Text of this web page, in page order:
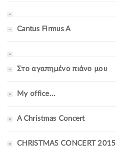
Cantus Firmus A
Στο αγαπημένο πιάνο μου
My office...
A Christmas Concert
CHRISTMAS CONCERT 2015